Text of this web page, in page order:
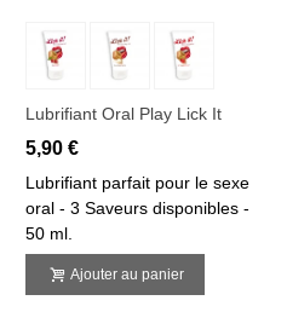
Lubrifiant Oral Play Lick It
5,90 €
Lubrifiant parfait pour le sexe
oral - 3 Saveurs disponibles -
50 ml.
Ajouter au panier